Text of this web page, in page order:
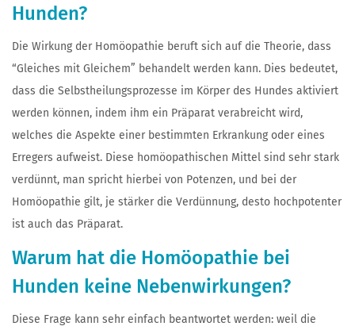
Hunden?
Die Wirkung der Homöopathie beruft sich auf die Theorie, dass
“Gleiches mit Gleichem” behandelt werden kann. Dies bedeutet,
dass die Selbstheilungsprozesse im Körper des Hundes aktiviert
werden können, indem ihm ein Präparat verabreicht wird,
welches die Aspekte einer bestimmten Erkrankung oder eines
Erregers aufweist. Diese homöopathischen Mittel sind sehr stark
verdünnt, man spricht hierbei von Potenzen, und bei der
Homöopathie gilt, je stärker die Verdünnung, desto hochpotenter
ist auch das Präparat.
Warum hat die Homöopathie bei
Hunden keine Nebenwirkungen?
Diese Frage kann sehr einfach beantwortet werden: weil die